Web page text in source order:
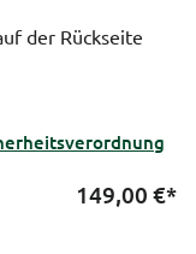
der Rückseite
149,00 €*